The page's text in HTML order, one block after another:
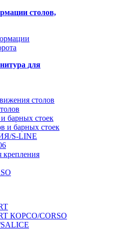
столов,
для
столов
барных стоек
и барных стоек
S-LINE
КОРСО/CORSO